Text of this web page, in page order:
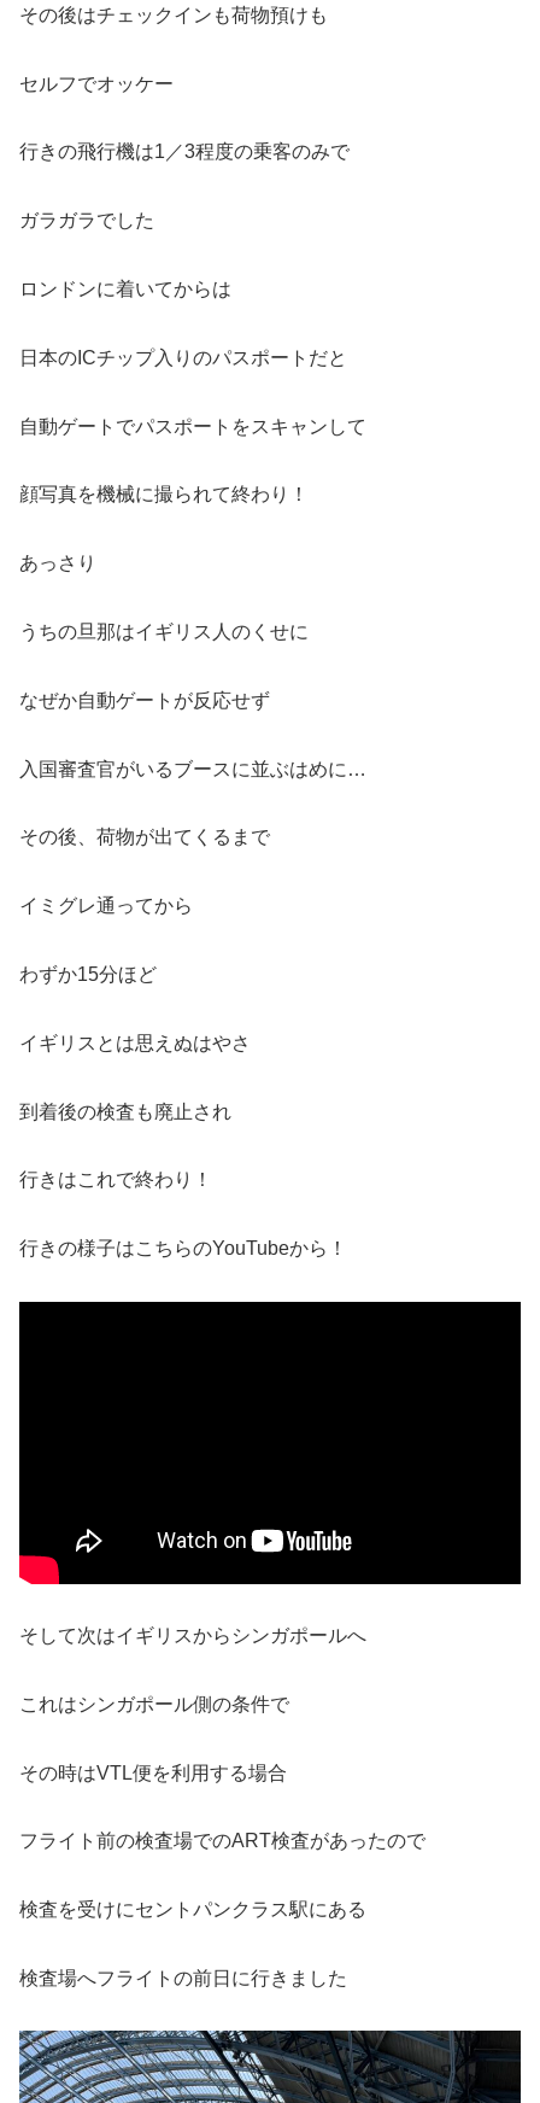
その後はチェックインも荷物預けも
セルフでオッケー
行きの飛行機は1／3程度の乗客のみで
ガラガラでした
ロンドンに着いてからは
日本のICチップ入りのパスポートだと
自動ゲートでパスポートをスキャンして
顔写真を機械に撮られて終わり！
あっさり
うちの旦那はイギリス人のくせに
なぜか自動ゲートが反応せず
入国審査官がいるブースに並ぶはめに…
その後、荷物が出てくるまで
イミグレ通ってから
わずか15分ほど
イギリスとは思えぬはやさ
到着後の検査も廃止され
行きはこれで終わり！
行きの様子はこちらのYouTubeから！
そして次はイギリスからシンガポールへ
これはシンガポール側の条件で
その時はVTL便を利用する場合
フライト前の検査場でのART検査があったので
検査を受けにセントパンクラス駅にある
検査場へフライトの前日に行きました